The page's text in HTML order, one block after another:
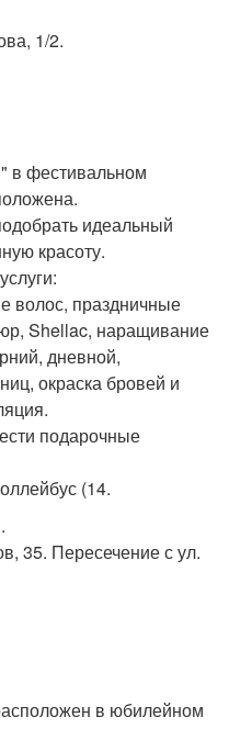
1/2.
в фестивальном
идеальный
красоту.
волос, праздничные
Shellac, наращивание
дневной,
окраска бровей и
подарочные
(14.
35. Пересечение с ул.
в юбилейном